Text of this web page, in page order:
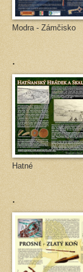
Modra - Zámčisko
.
Hatné
.